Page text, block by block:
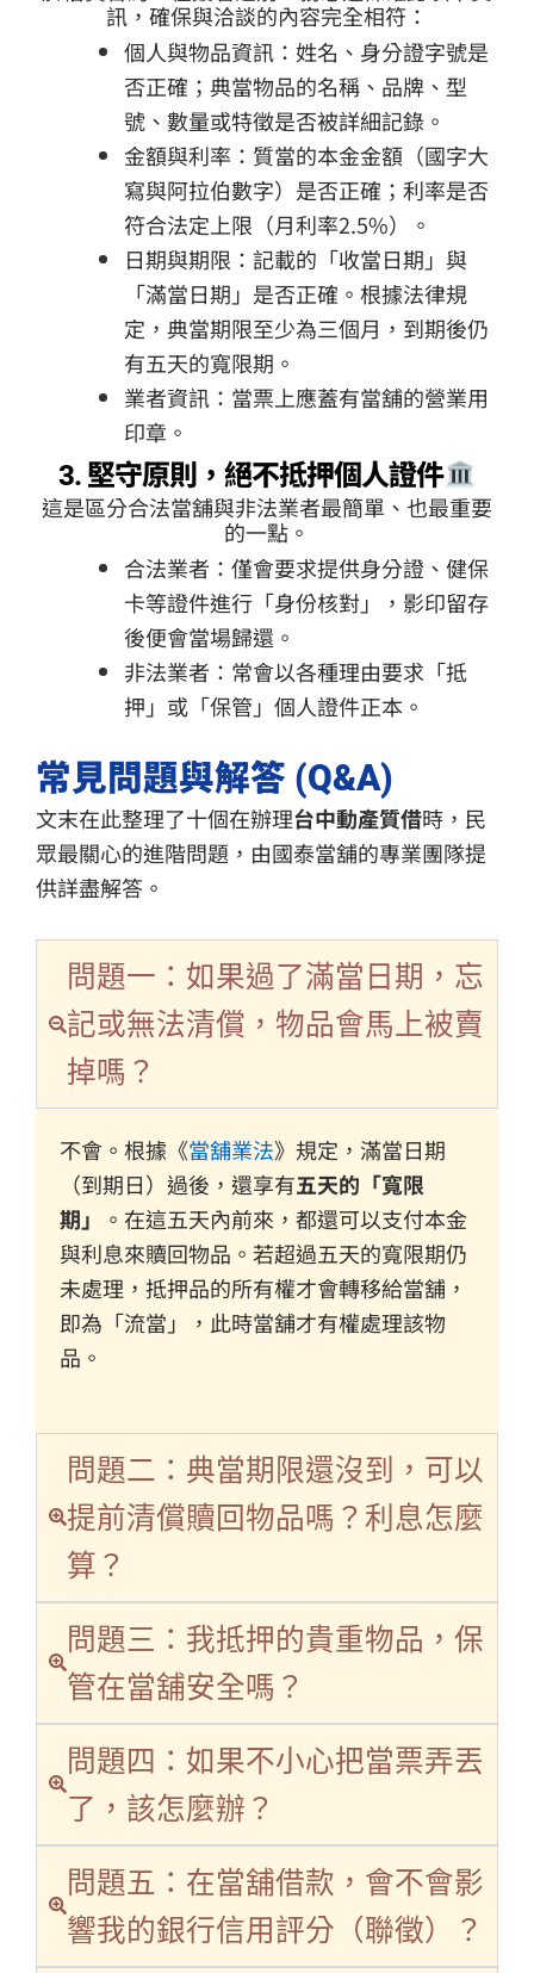
訊，確保與洽談的內容完全相符：
個人與物品資訊：姓名、身分證字號是
否正確；典當物品的名稱、品牌、型
號、數量或特徵是否被詳細記錄。
金額與利率：質當的本金金額（國字大
寫與阿拉伯數字）是否正確；利率是否
符合法定上限（月利率2.5%）。
日期與期限：記載的「收當日期」與
「滿當日期」是否正確。根據法律規
定，典當期限至少為三個月，到期後仍
有五天的寬限期。
業者資訊：當票上應蓋有當舖的營業用
印章。
3. 堅守原則，絕不抵押個人證件
這是區分合法當舖與非法業者最簡單、也最重要
的一點。
合法業者：僅會要求提供身分證、健保
卡等證件進行「身份核對」，影印留存
後便會當場歸還。
非法業者：常會以各種理由要求「抵
押」或「保管」個人證件正本。
常見問題與解答 (Q&A)
文末在此整理了十個在辦理台中動產質借時，民
眾最關心的進階問題，由國泰當舖的專業團隊提
供詳盡解答。
問題一：如果過了滿當日期，忘
記或無法清償，物品會馬上被賣
掉嗎？
不會。根據《當舖業法》規定，滿當日期
（到期日）過後，還享有五天的「寬限
期」
。在這五天內前來，都還可以支付本金
與利息來贖回物品。若超過五天的寬限期仍
未處理，抵押品的所有權才會轉移給當舖，
即為「流當」，此時當舖才有權處理該物
品。
問題二：典當期限還沒到，可以
提前清償贖回物品嗎？利息怎麼
算？
問題三：我抵押的貴重物品，保
管在當舖安全嗎？
問題四：如果不小心把當票弄丟
了，該怎麼辦？
問題五：在當舖借款，會不會影
響我的銀行信用評分（聯徵）？